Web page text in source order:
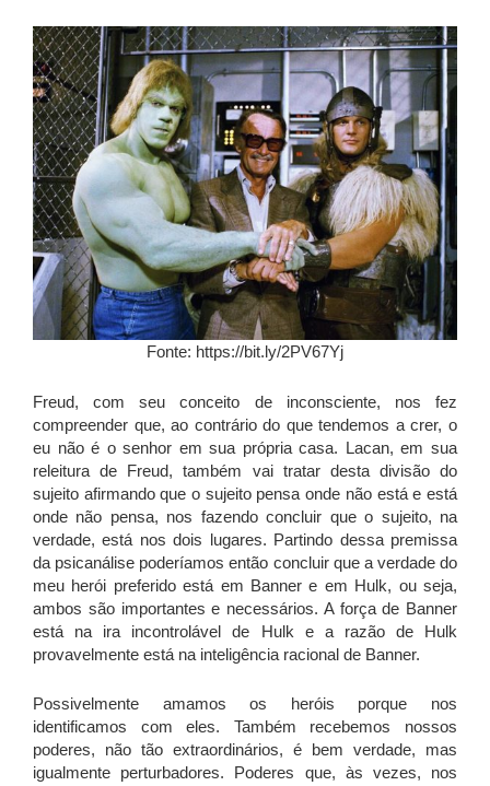
Fonte: https://bit.ly/2PV67Yj
Freud, com seu conceito de inconsciente, nos fez
compreender que, ao contrário do que tendemos a crer, o
eu não é o senhor em sua própria casa. Lacan, em sua
releitura de Freud, também vai tratar desta divisão do
sujeito afirmando que o sujeito pensa onde não está e está
onde não pensa, nos fazendo concluir que o sujeito, na
verdade, está nos dois lugares. Partindo dessa premissa
da psicanálise poderíamos então concluir que a verdade do
meu herói preferido está em Banner e em Hulk, ou seja,
ambos são importantes e necessários. A força de Banner
está na ira incontrolável de Hulk e a razão de Hulk
provavelmente está na inteligência racional de Banner.
Possivelmente amamos os heróis porque nos
identificamos com eles. Também recebemos nossos
poderes, não tão extraordinários, é bem verdade, mas
igualmente perturbadores. Poderes que, às vezes, nos